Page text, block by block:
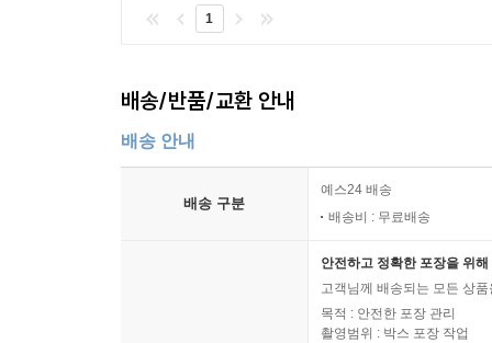
___매개변수를 스윕한다
___과대적합을 피한다
___목적함수를 최소화한다
___베이즈 추정은 매개변수의 분포를 생각하는 것
___매개변수의 확률분포란?
___마르코프 연쇄 몬테카를로법
1
배송/반품/교환 안내
배송 안내
배송 구분
예스24 배송
배송비 : 무료배송
안전하고 정확한 포장을 위
고객님께 배송되는 모든 상
목적 : 안전한 포장 관리
촬영범위 : 박스 포장 작업